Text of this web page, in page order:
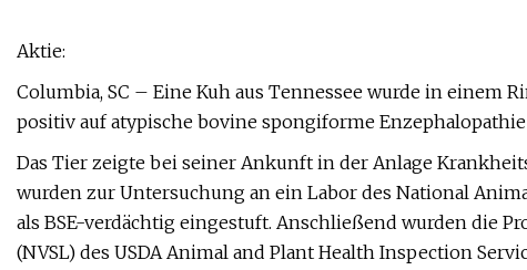
Aktie:
Columbia, SC – Eine Kuh aus Tennessee wurde in einem
positiv auf atypische bovine spongiforme
Das Tier zeigte bei seiner Ankunft in der Anlage
wurden zur Untersuchung an ein Labor des National
als BSE-verdächtig eingestuft. Anschließend wurden die
(NVSL) des USDA Animal and Plant Health Inspection